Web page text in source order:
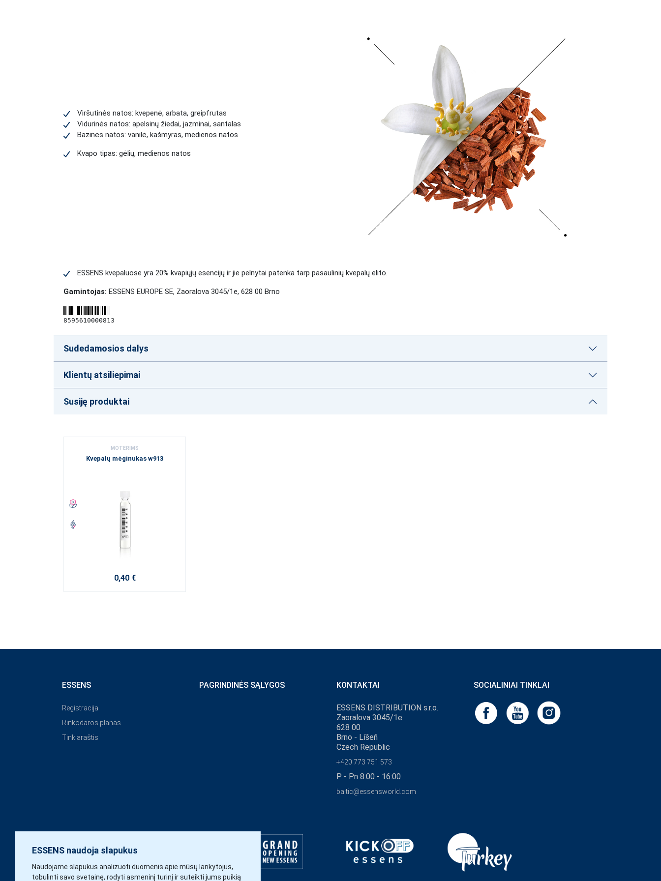
Viršutinės natos: kvepenė, arbata, greipfrutas
Vidurinės natos: apelsinų žiedai, jazminai, santalas
Bazinės natos: vanilė, kašmyras, medienos natos
Kvapo tipas: gėlių, medienos natos
ESSENS kvepaluose yra 20% kvapiųjų esencijų ir jie pelnytai patenka tarp pasaulinių kvepalų elito.
Gamintojas: ESSENS EUROPE SE, Zaoralova 3045/1e, 628 00 Brno
8595610000813
Sudedamosios dalys
Klientų atsiliepimai
Susiję produktai
MOTERIMS
Kvepalų mėginukas w913
0,40 €
ESSENS naudoja slapukus
Naudojame slapukus analizuoti duomenis apie mūsų lankytojus,
tobulinti savo svetainę, rodyti asmeninį turinį ir suteikti jums puikią
ESSENS
Registracija
Rinkodaros planas
Tinklaraštis
PAGRINDINĖS SĄLYGOS KONTAKTAI
ESSENS DISTRIBUTION s.r.o.
Zaoralova 3045/1e
628 00
Brno - Líšeň
Czech Republic
+420 773 751 573
P - Pn 8:00 - 16:00
baltic@essensworld.com
SOCIALINIAI TINKLAI